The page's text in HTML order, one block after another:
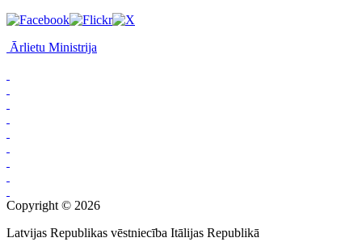
Ārlietu Ministrija
Copyright © 2026
Latvijas Republikas vēstniecība Itālijas Republikā